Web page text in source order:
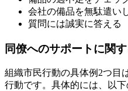
会社の備品を無駄遣い
質問には誠実に答える
同僚へのサポートに関
組織市民行動の具体例2つ目
行動です。具体的には、以下